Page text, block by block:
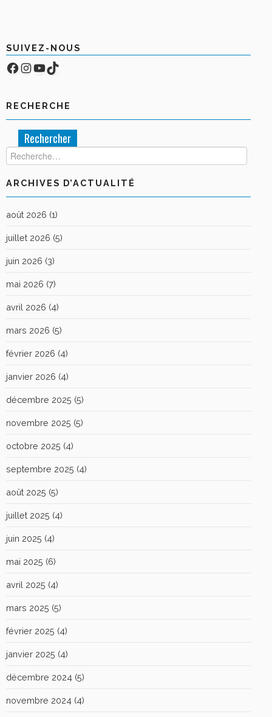
SUIVEZ-NOUS
Facebook
Compte Instagram
YouTube
TikTok
RECHERCHE
Rechercher :
ARCHIVES D’ACTUALITÉ
août 2026 (1)
juillet 2026 (5)
juin 2026 (3)
mai 2026 (7)
avril 2026 (4)
mars 2026 (5)
février 2026 (4)
janvier 2026 (4)
décembre 2025 (5)
novembre 2025 (5)
octobre 2025 (4)
septembre 2025 (4)
août 2025 (5)
juillet 2025 (4)
juin 2025 (4)
mai 2025 (6)
avril 2025 (4)
mars 2025 (5)
février 2025 (4)
janvier 2025 (4)
décembre 2024 (5)
novembre 2024 (4)